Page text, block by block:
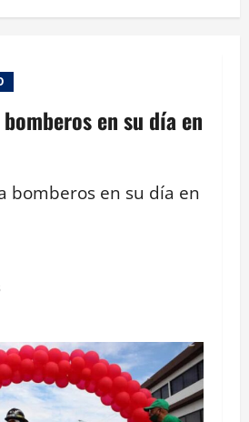
en su día en
bomberos en su día en